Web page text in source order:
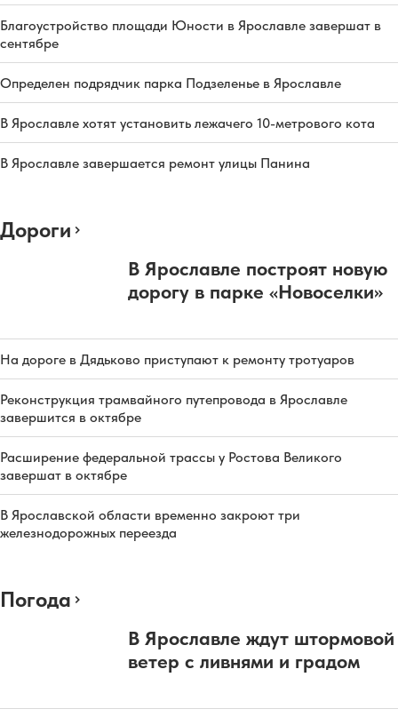
Благоустройство площади Юности в Ярославле завершат в
сентябре
Определен подрядчик парка Подзеленье в Ярославле
В Ярославле хотят установить лежачего 10-метрового кота
В Ярославле завершается ремонт улицы Панина
Дороги
В Ярославле построят новую
дорогу в парке «Новоселки»
На дороге в Дядьково приступают к ремонту тротуаров
Реконструкция трамвайного путепровода в Ярославле
завершится в октябре
Расширение федеральной трассы у Ростова Великого
завершат в октябре
В Ярославской области временно закроют три
железнодорожных переезда
Погода
В Ярославле ждут штормовой
ветер с ливнями и градом